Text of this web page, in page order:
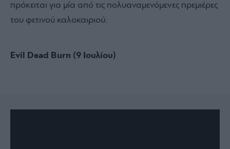
πρόκειται για μία από τις πολυαναμενόμενες πρεμιέρες
του φετινού καλοκαιριού.
Evil Dead Burn (9 Ιουλίου)